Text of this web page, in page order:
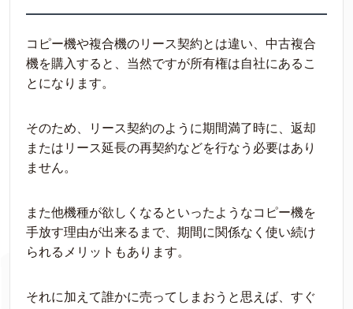
コピー機や複合機のリース契約とは違い、中古複合
機を購入すると、当然ですが所有権は自社にあるこ
とになります。
そのため、リース契約のように期間満了時に、返却
またはリース延長の再契約などを行なう必要はあり
ません。
また他機種が欲しくなるといったようなコピー機を
手放す理由が出来るまで、期間に関係なく使い続け
られるメリットもあります。
それに加えて誰かに売ってしまおうと思えば、すぐ